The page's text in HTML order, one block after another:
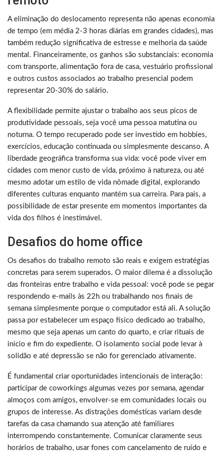
A eliminação do deslocamento representa não apenas economia
de tempo (em média 2-3 horas diárias em grandes cidades), mas
também redução significativa de estresse e melhoria da saúde
mental. Financeiramente, os ganhos são substanciais: economia
com transporte, alimentação fora de casa, vestuário profissional
e outros custos associados ao trabalho presencial podem
representar 20-30% do salário.
A flexibilidade permite ajustar o trabalho aos seus picos de
produtividade pessoais, seja você uma pessoa matutina ou
noturna. O tempo recuperado pode ser investido em hobbies,
exercícios, educação continuada ou simplesmente descanso. A
liberdade geográfica transforma sua vida: você pode viver em
cidades com menor custo de vida, próximo à natureza, ou até
mesmo adotar um estilo de vida nômade digital, explorando
diferentes culturas enquanto mantém sua carreira. Para pais, a
possibilidade de estar presente em momentos importantes da
vida dos filhos é inestimável.
Desafios do home office
Os desafios do trabalho remoto são reais e exigem estratégias
concretas para serem superados. O maior dilema é a dissolução
das fronteiras entre trabalho e vida pessoal: você pode se pegar
respondendo e-mails às 22h ou trabalhando nos finais de
semana simplesmente porque o computador está ali. A solução
passa por estabelecer um espaço físico dedicado ao trabalho,
mesmo que seja apenas um canto do quarto, e criar rituais de
início e fim do expediente. O isolamento social pode levar à
solidão e até depressão se não for gerenciado ativamente.
É fundamental criar oportunidades intencionais de interação:
participar de coworkings algumas vezes por semana, agendar
almoços com amigos, envolver-se em comunidades locais ou
grupos de interesse. As distrações domésticas variam desde
tarefas da casa chamando sua atenção até familiares
interrompendo constantemente. Comunicar claramente seus
horários de trabalho, usar fones com cancelamento de ruído e